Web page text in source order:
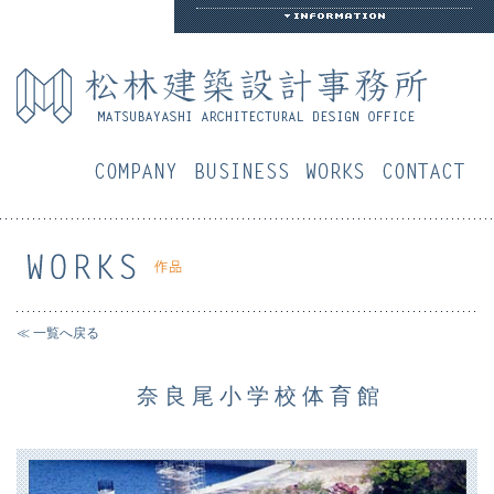
会社概要 業務案内 作品
≪ 一覧へ戻る
奈良尾小学校体育館